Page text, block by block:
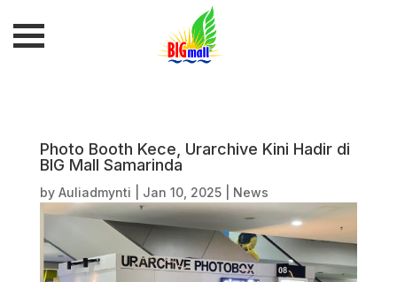
Photo Booth Kece, Urarchive Kini Hadir di
BIG Mall Samarinda
by Auliadmynti Jan 10, 2025| News